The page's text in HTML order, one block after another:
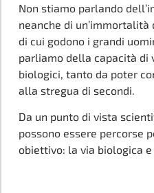
Non stiamo parlando
neanche di
di cui godono i grandi
parliamo della capacità di
biologici, tanto da poter
alla stregua di secondi.
Da un punto di vista
possono essere percorse
obiettivo: la via biologica